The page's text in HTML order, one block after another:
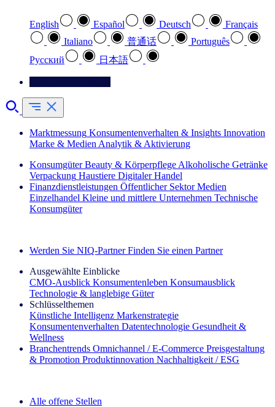
English Español Deutsch
Français
Italiano
普通话
Português
Pусский
日本語
Marktmessung Konsumentenverhalten & Insights Innovation
Marke & Medien Analytik & Aktivierung
Konsumgüter Beauty & Körperpflege Alkoholische Getränke
Verpackung Haustiere Digitaler Handel
Finanzdienstleistungen Öffentlicher Sektor Medien
Einzelhandel Kleine und mittlere Unternehmen Technische
Konsumgüter
Werden Sie NIQ-Partner Finden Sie einen Partner
Ausgewählte Einblicke
CMO‑Ausblick Konsumentenleben Konsumausblick
Technologie & langlebige Güter
Schlüsselthemen
Künstliche Intelligenz Markenstrategie
Konsumentenverhalten Datentechnologie Gesundheit &
Wellness
Branchentrends Omnichannel / E‑Commerce Preisgestaltung
& Promotion Produktinnovation Nachhaltigkeit / ESG
Alle offene Stellen